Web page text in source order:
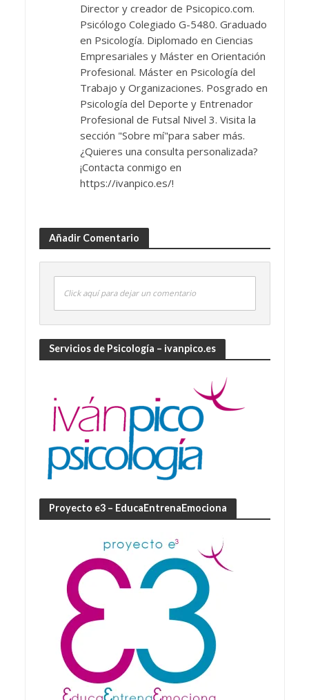
Director y creador de Psicopico.com.
Psicólogo Colegiado G-5480. Graduado
en Psicología. Diplomado en Ciencias
Empresariales y Máster en Orientación
Profesional. Máster en Psicología del
Trabajo y Organizaciones. Posgrado en
Psicología del Deporte y Entrenador
Profesional de Futsal Nivel 3. Visita la
sección "Sobre mí"para saber más.
¿Quieres una consulta personalizada?
¡Contacta conmigo en
https://ivanpico.es/!
Añadir Comentario
Click aquí para dejar un comentario
Servicios de Psicología – ivanpico.es
Proyecto e3 – EducaEntrenaEmociona